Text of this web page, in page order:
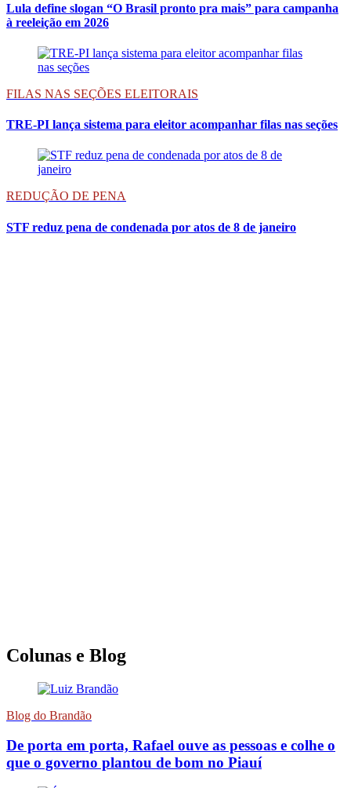
Lula define slogan “O Brasil pronto pra mais” para campanha
à reeleição em 2026
FILAS NAS SEÇÕES ELEITORAIS
TRE-PI lança sistema para eleitor acompanhar filas nas seções
REDUÇÃO DE PENA
STF reduz pena de condenada por atos de 8 de janeiro
Colunas e Blog
Blog do Brandão
De porta em porta, Rafael ouve as pessoas e colhe o
que o governo plantou de bom no Piauí